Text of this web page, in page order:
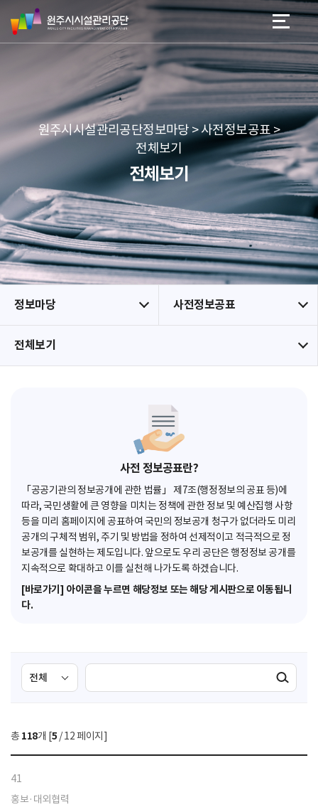
네
본문 바로가기
메뉴 바로가기
원
주
시
리
공
단
원주시시설관리공단정보마당 > 사전정보공표 >
전체보기
전체보기
정보마당 사전정보공표
전체보기
사전 정보공표란?
「공공기관의 정보공개에 관한 법률」 제7조(행정정보의 공표 등)에
따라, 국민생활에 큰 영향을 미치는 정책에 관한 정보 및 예산집행 사항
등을 미리 홈페이지에 공표하여 국민의 정보공개 청구가 없더라도 미리
공개의 구체적 범위, 주기 및 방법을 정하여 선제적이고 적극적으로 정
보공개를 실현하는 제도입니다. 앞으로도 우리 공단은 행정정보 공개를
지속적으로 확대하고 이를 실천해 나가도록 하겠습니다.
[바로가기] 아이콘을 누르면 해당정보 또는 해당 게시판으로 이동됩니
다.
검
색
선
택
색
검색실행
총 118개 [5 / 12 페이지]
41
홍보·대외협력